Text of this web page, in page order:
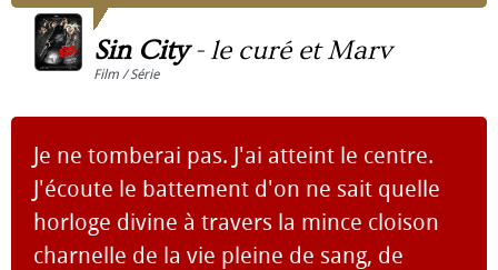
Sin City-le curé et Marv
Film / Série
Je ne tomberai pas. J'ai atteint le centre.
J'écoute le battement d'on ne sait quelle
horloge divine à travers la mince cloison
charnelle de la vie pleine de sang, de